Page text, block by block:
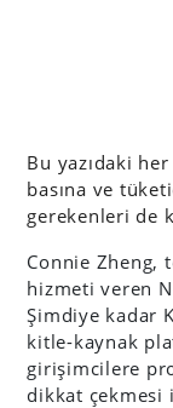
Bu yazıdaki
basına ve
gerekenleri de
Connie
hizmeti veren
Şimdiye kadar
kitle-kaynak
girişimcilere
dikkat